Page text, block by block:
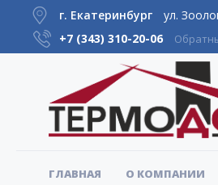
г. Екатеринбург
ул.
+7 (343) 310-20-06
ГЛАВНАЯ О КОМПАНИИ